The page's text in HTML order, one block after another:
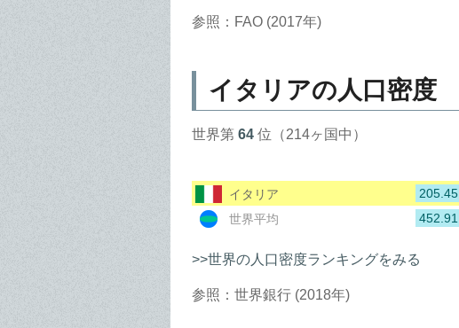
参照：FAO (2017年)
イタリアの人口密度
世界第 64 位（214ヶ国中）
イタリア
205.45
世界平均
452.91
>>世界の人口密度ランキングをみる
参照：世界銀行 (2018年)